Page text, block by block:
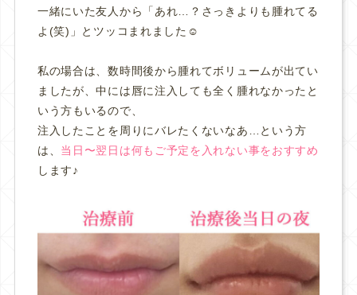
一緒にいた友人から「あれ…？さっきよりも腫れてる
よ(笑)」とツッコまれました☺️
私の場合は、数時間後から腫れてボリュームが出てい
ましたが、中には唇に注入しても全く腫れなかったと
いう方もいるので、
注入したことを周りにバレたくないなあ…という方
は、 当日〜翌日は何もご予定を入れない事をおすすめ
します♪